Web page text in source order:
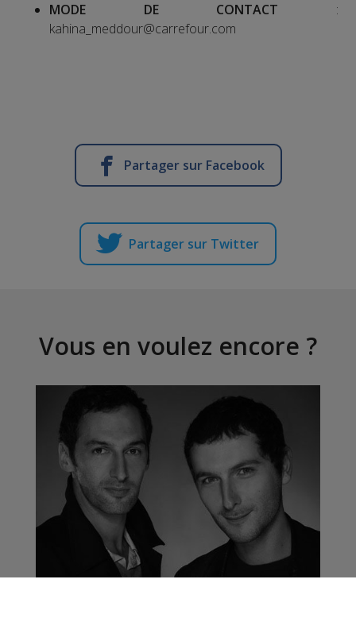
MODE DE CONTACT :
kahina_meddour@carrefour.com
Partager sur Facebook
Partager sur Twitter
Vous en voulez encore ?